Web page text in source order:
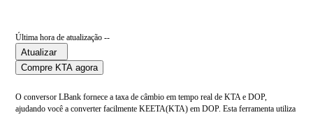
Última hora de atualização --
Atualizar
Compre KTA agora
O conversor LBank fornece a taxa de câmbio em tempo real de KTA e DOP,
ajudando você a converter facilmente KEETA(KTA) em DOP. Esta ferramenta utiliza